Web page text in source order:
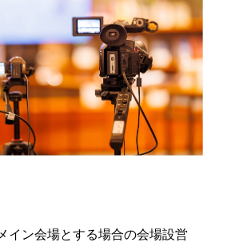
イン会場とする場合の会場設営